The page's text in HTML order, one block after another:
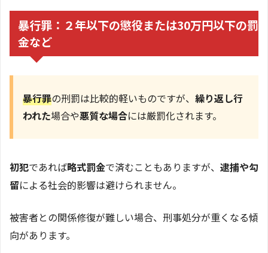
暴行罪：２年以下の懲役または30万円以下の罰
金など
暴行罪の刑罰は比較的軽いものですが、 繰り返し行
われた場合や悪質な場合には厳罰化されます。
初犯であれば略式罰金で済むこともありますが、 逮捕や勾
留による社会的影響は避けられません。
被害者との関係修復が難しい場合、刑事処分が重くなる傾
向があります。